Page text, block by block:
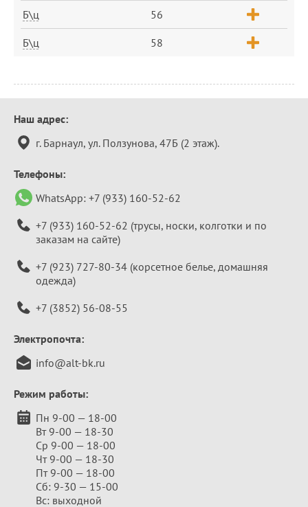
Б\ц 56
Б\ц 58
Контактная
информация
Наш адрес:
г. Барнаул, ул. Ползунова, 47Б (2 этаж).
Телефоны:
WhatsApp: +7 (933) 160-52-62
+7 (933) 160-52-62 (трусы, носки, колготки и по
заказам на сайте)
+7 (923) 727-80-34 (корсетное белье, домашняя
одежда)
+7 (3852) 56-08-55
Электропочта:
info@alt-bk.ru
Режим работы:
Пн 9-00 — 18-00
Вт 9-00 — 18-30
Ср 9-00 — 18-00
Чт 9-00 — 18-30
Пт 9-00 — 18-00
Сб: 9-30 — 15-00
Вс: выходной